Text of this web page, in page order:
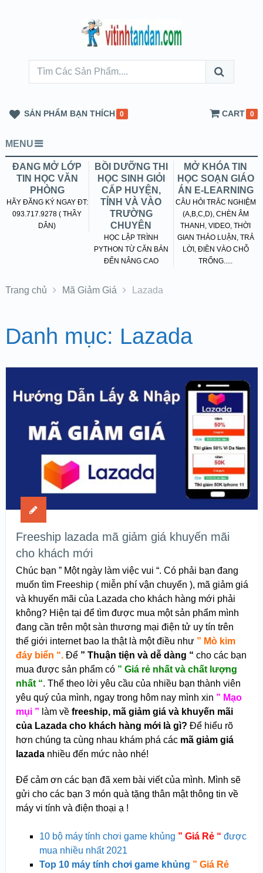
SẢN PHẨM BẠN THÍCH 0 CART 0
MENU
ĐANG MỞ LỚP
TIN HỌC VĂN
PHÒNG
HÃY ĐĂNG KÝ NGAY ĐT:
093.717.9278 ( THẦY
DÂN)
BỒI DƯỠNG THI
HỌC SINH GIỎI
CẤP HUYỆN,
TỈNH VÀ VÀO
TRƯỜNG
CHUYÊN
HỌC LẬP TRÌNH
PYTHON TỪ CĂN BẢN
ĐẾN NÂNG CAO
MỞ KHÓA TIN
HỌC SOẠN GIÁO
ÁN E-LEARNING
CÂU HỎI TRẮC NGHIỆM
(A,B,C,D), CHÈN ÂM
THANH, VIDEO, THỜI
GIAN THẢO LUẬN, TRẢ
LỜI, ĐIỀN VÀO CHỖ
TRỐNG.....
Trang chủ Mã Giảm Giá Lazada
Danh mục: Lazada
Freeship lazada mã giảm giá khuyến mãi
cho khách mới
Chúc bạn ” Một ngày làm việc vui “. Có phải bạn đang
muốn tìm Freeship ( miễn phí vận chuyển ), mã giảm giá
và khuyến mãi của Lazada cho khách hàng mới phải
không? Hiện tại để tìm được mua một sản phẩm mình
đang cần trên một sàn thương mại điện tử uy tín trên
thế giới internet bao la thật là một điều như ” Mò kim
đáy biển “. Để ” Thuận tiện và dễ dàng “ cho các bạn
mua được sản phẩm có ” Giá rẻ nhất và chất lượng
nhất “. Thể theo lời yêu cầu của nhiều bạn thành viên
yêu quý của mình, ngay trong hôm nay mình xin ” Mạo
mụi ” làm về freeship, mã giảm giá và khuyến mãi
của Lazada cho khách hàng mới là gì? Để hiểu rõ
hơn chúng ta cùng nhau khám phá các mã giảm giá
lazadanhiều đến mức nào nhé!
Để cảm ơn các bạn đã xem bài viết của mình. Mình sẽ
gửi cho các bạn 3 món quà tặng thân mật thông tin về
máy vi tính và điện thoại ạ !
10 bộ máy tính chơi game khủng ” Giá Rẻ “ được
mua nhiều nhất 2021
Top 10 máy tính chơi game khủng ” Giá Rẻ